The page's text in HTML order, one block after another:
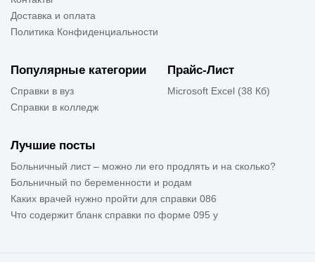
Доставка и оплата
Политика Конфиденциальности
Популярные категории
Справки в вуз
Справки в колледж
Прайс-Лист
Microsoft Excel (38 Кб)
Лучшие посты
Больничный лист – можно ли его продлять и на сколько?
Больничный по беременности и родам
Каких врачей нужно пройти для справки 086
Что содержит бланк справки по форме 095 у